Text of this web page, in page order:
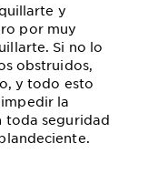
y
por muy
Si no lo
obstruidos,
y todo esto
la
toda seguridad